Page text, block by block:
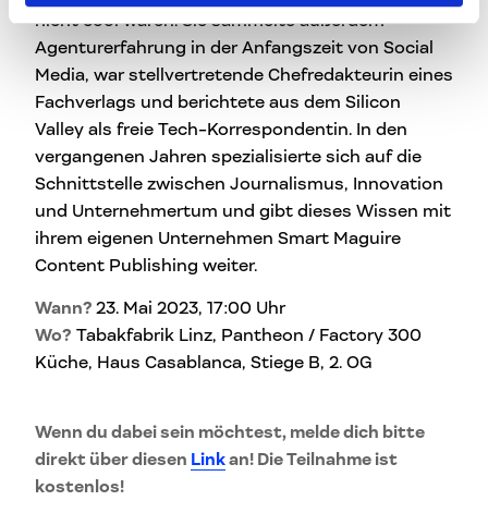
nicht cool waren. Sie sammelte außerdem
Agenturerfahrung in der Anfangszeit von Social
Media, war stellvertretende Chefredakteurin eines
Fachverlags und berichtete aus dem Silicon
Valley als freie Tech-Korrespondentin. In den
vergangenen Jahren spezialisierte sich auf die
Schnittstelle zwischen Journalismus, Innovation
und Unternehmertum und gibt dieses Wissen mit
ihrem eigenen Unternehmen Smart Maguire
Content Publishing weiter.
Wann? 23. Mai 2023, 17:00 Uhr
Wo? Tabakfabrik Linz, Pantheon / Factory 300
Küche, Haus Casablanca, Stiege B, 2. OG
Wenn du dabei sein möchtest, melde dich bitte
direkt über diesen Linkan! Die Teilnahme ist
kostenlos!